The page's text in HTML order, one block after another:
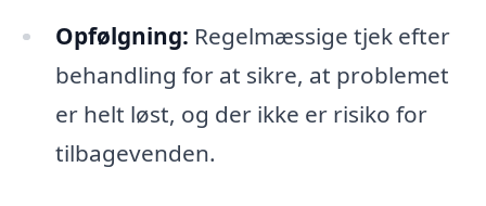
Opfølgning: Regelmæssige tjek efter
behandling for at sikre, at problemet
er helt løst, og der ikke er risiko for
tilbagevenden.